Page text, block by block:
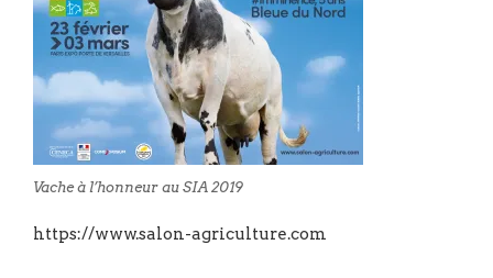
Vache à l’honneur au SIA 2019
https://www.salon-agriculture.com